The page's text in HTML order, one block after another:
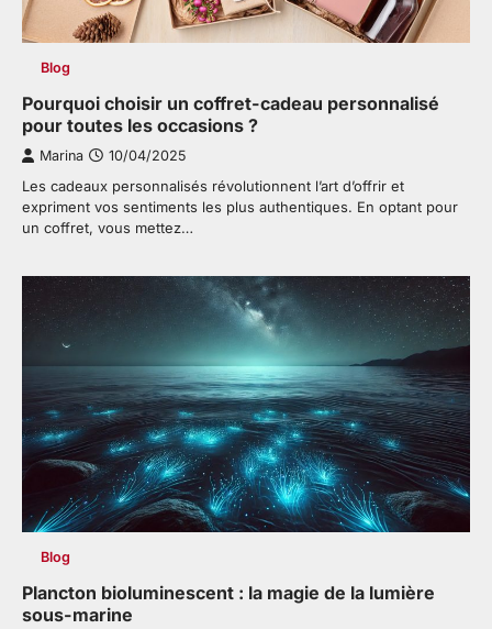
Blog
Pourquoi choisir un coffret-cadeau personnalisé
pour toutes les occasions ?
Marina 10/04/2025
Les cadeaux personnalisés révolutionnent l’art d’offrir et
expriment vos sentiments les plus authentiques. En optant pour
un coffret, vous mettez…
Blog
Plancton bioluminescent : la magie de la lumière
sous-marine